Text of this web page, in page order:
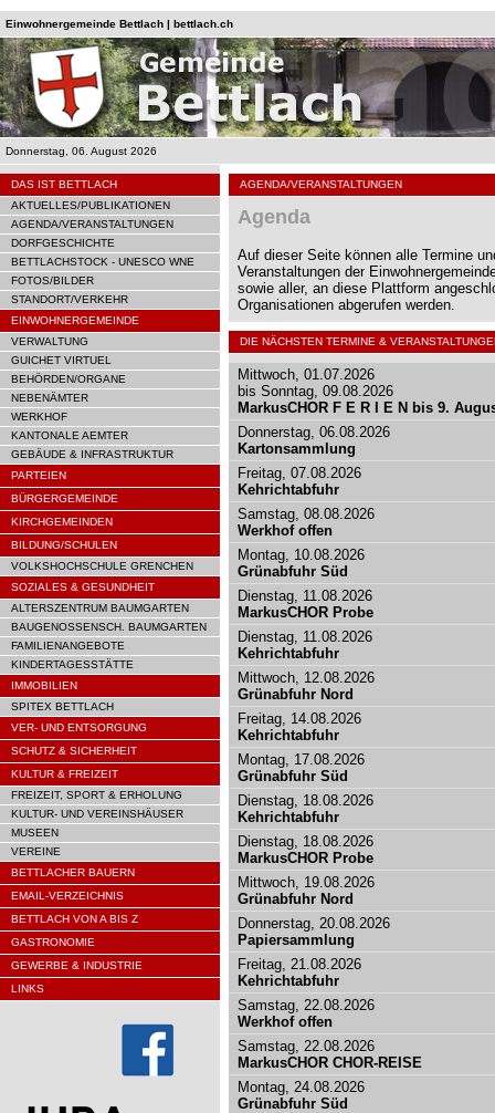
Einwohnergemeinde Bettlach | bettlach.ch
Donnerstag, 06. August 2026
DAS IST BETTLACH
AKTUELLES/PUBLIKATIONEN
AGENDA/VERANSTALTUNGEN
DORFGESCHICHTE
BETTLACHSTOCK - UNESCO WNE
FOTOS/BILDER
STANDORT/VERKEHR
EINWOHNERGEMEINDE
VERWALTUNG
GUICHET VIRTUEL
BEHÖRDEN/ORGANE
NEBENÄMTER
WERKHOF
KANTONALE AEMTER
GEBÄUDE & INFRASTRUKTUR
PARTEIEN
BÜRGERGEMEINDE
KIRCHGEMEINDEN
BILDUNG/SCHULEN
VOLKSHOCHSCHULE GRENCHEN
SOZIALES & GESUNDHEIT
ALTERSZENTRUM BAUMGARTEN
BAUGENOSSENSCH. BAUMGARTEN
FAMILIENANGEBOTE
KINDERTAGESSTÄTTE
IMMOBILIEN
SPITEX BETTLACH
VER- UND ENTSORGUNG
SCHUTZ & SICHERHEIT
KULTUR & FREIZEIT
FREIZEIT, SPORT & ERHOLUNG
KULTUR- UND VEREINSHÄUSER
MUSEEN
VEREINE
BETTLACHER BAUERN
EMAIL-VERZEICHNIS
BETTLACH VON A BIS Z
GASTRONOMIE
GEWERBE & INDUSTRIE
LINKS
AGENDA/VERANSTALTUNGEN
Agenda
Auf dieser Seite können alle Termine
Veranstaltungen der
sowie aller, an diese Plattform
Organisationen abgerufen werden.
DIE NÄCHSTEN TERMINE &
Mittwoch, 01.07.2026
bis Sonntag, 09.08.2026
MarkusCHOR F E R I E N bis 9.
Donnerstag, 06.08.2026
Kartonsammlung
Freitag, 07.08.2026
Kehrichtabfuhr
Samstag, 08.08.2026
Werkhof offen
Montag, 10.08.2026
Grünabfuhr Süd
Dienstag, 11.08.2026
MarkusCHOR Probe
Dienstag, 11.08.2026
Kehrichtabfuhr
Mittwoch, 12.08.2026
Grünabfuhr Nord
Freitag, 14.08.2026
Kehrichtabfuhr
Montag, 17.08.2026
Grünabfuhr Süd
Dienstag, 18.08.2026
Kehrichtabfuhr
Dienstag, 18.08.2026
MarkusCHOR Probe
Mittwoch, 19.08.2026
Grünabfuhr Nord
Donnerstag, 20.08.2026
Papiersammlung
Freitag, 21.08.2026
Kehrichtabfuhr
Samstag, 22.08.2026
Werkhof offen
Samstag, 22.08.2026
MarkusCHOR CHOR-REISE
Montag, 24.08.2026
Grünabfuhr Süd